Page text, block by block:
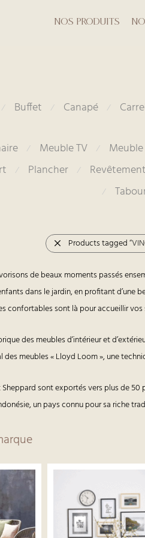
Nos produits
⁄ Buffet ⁄ Canapé ⁄
⁄ Meuble TV ⁄
⁄ Plancher ⁄
⁄
Products tagged
de beaux moments passés
dans le jardin, en profitant d’une
confortables sont là pour accueillir
des meubles d’intérieur et
meubles « Lloyd Loom », une
sont exportés vers plus de
un pays connu pour sa riche